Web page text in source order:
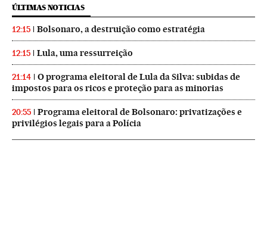
ÚLTIMAS NOTICIAS
12:15 Bolsonaro, a destruição como estratégia
12:15 Lula, uma ressurreição
21:14
O programa eleitoral de Lula da Silva: subidas de
impostos para os ricos e proteção para as minorias
20:55
Programa eleitoral de Bolsonaro: privatizações e
privilégios legais para a Polícia